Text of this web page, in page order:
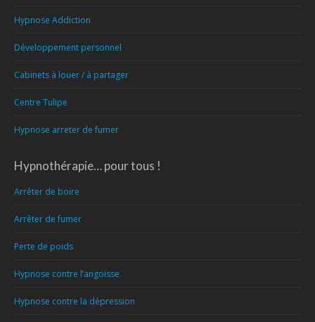
Hypnose Addiction
Développement personnel
Cabinets à louer / à partager
Centre Tulipe
Hypnose arreter de fumer
Hypnothérapie… pour tous !
Arrêter de boire
Arrêter de fumer
Perte de poids
Hypnose contre l’angoisse
Hypnose contre la dépression